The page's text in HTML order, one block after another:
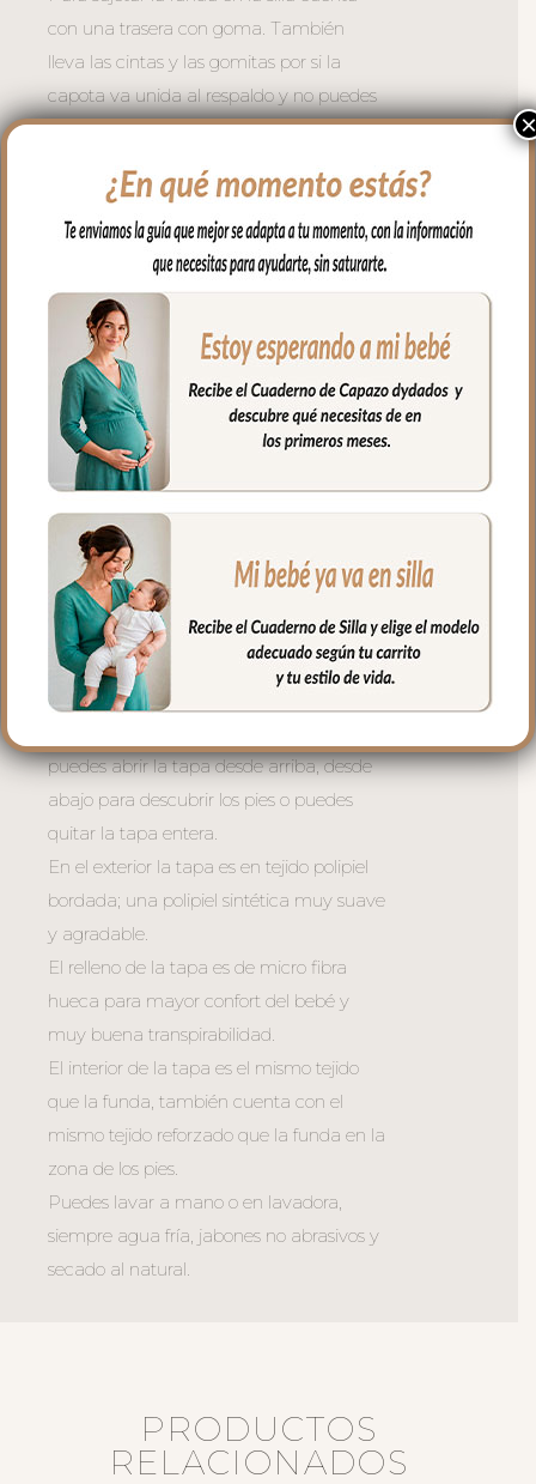
con una trasera con goma. También
lleva las cintas y las gomitas por si la
capota va unida al respaldo y no puedes
usar la trasera. Cuenta con un sistema de
conseguir que a la funda quede mejor
sujeta al respaldo. Son unas cintas que
pasas por las aberturas de los arneses en
el respaldo hasta pasar a la parte
posterior y se abrochan entre ellas.
Las aberturas verticales en el respaldo y
ojales en el culete son aptas para la salida
de arenes de todo tipo de sillas.
Abertura en el centro de la funda para
permitir plegar las sillas que tienen cierre
de libro.
En la zona de los pies una trasera elástica
para sujetar la funda en la parte de
abajo.
La tapa del saco va sujeta a la funda
mediante cremalleras laterales, siempre a
puedes abrir la tapa desde arriba, desde
abajo para descubrir los pies o puedes
quitar la tapa entera.
En el exterior la tapa es en tejido polipiel
bordada; una polipiel sintética muy suave
y agradable.
El relleno de la tapa es de micro fibra
hueca para mayor confort del bebé y
muy buena transpirabilidad.
El interior de la tapa es el mismo tejido
que la funda, también cuenta con el
mismo tejido reforzado que la funda en la
zona de los pies.
Puedes lavar a mano o en lavadora,
siempre agua fría, jabones no abrasivos y
secado al natural.
PRODUCTOS
RELACIONADOS
×